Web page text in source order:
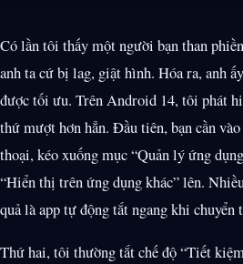
Có lần tôi thấy một người bạn than
anh ta cứ bị lag, giật hình. Hóa ra, anh
được tối ưu. Trên Android 14, tôi phát
thứ mượt hơn hẳn. Đầu tiên, bạn cần
thoại, kéo xuống mục “Quản lý ứng
“Hiển thị trên ứng dụng khác” lên.
quả là app tự động tắt ngang khi chuyển
Thứ hai, tôi thường tắt chế độ “Tiết